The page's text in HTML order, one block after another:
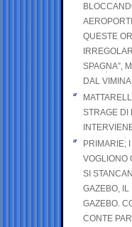
QUESTE
SPAGNA”,
DAL
STRAGE DI
PRIMARIE;
VOGLIONO
SI
GAZEBO, IL
GAZEBO.
CONTE